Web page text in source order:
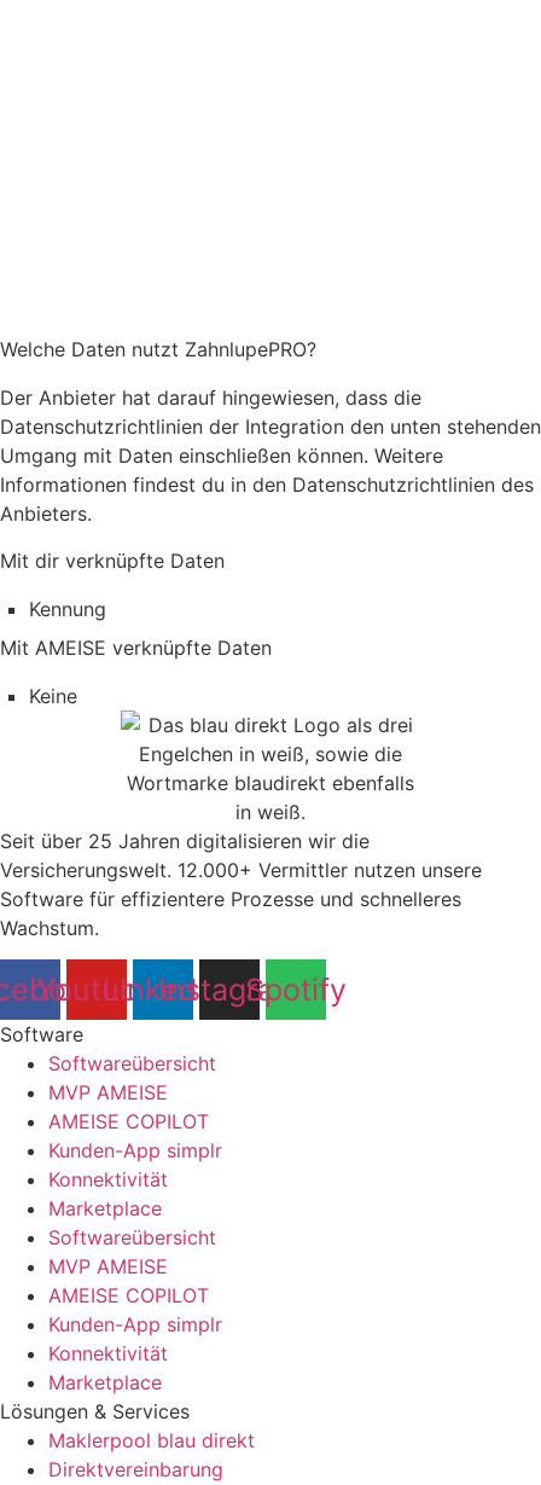
Welche Daten nutzt ZahnlupePRO?
Der Anbieter hat darauf hingewiesen, dass die
Datenschutzrichtlinien der Integration den unten stehenden
Umgang mit Daten einschließen können. Weitere
Informationen findest du in den Datenschutzrichtlinien des
Anbieters.
Mit dir verknüpfte Daten
Kennung
Mit AMEISE verknüpfte Daten
Keine
Seit über 25 Jahren digitalisieren wir die
Versicherungswelt. 12.000+ Vermittler nutzen unsere
Software für effizientere Prozesse und schnelleres
Wachstum.
YoutubeLinkedin
Instagram
Spotify
Software
Softwareübersicht
MVP AMEISE
AMEISE COPILOT
Kunden-App simplr
Konnektivität
Marketplace
Softwareübersicht
MVP AMEISE
AMEISE COPILOT
Kunden-App simplr
Konnektivität
Marketplace
Lösungen & Services
Maklerpool blau direkt
Direktvereinbarung